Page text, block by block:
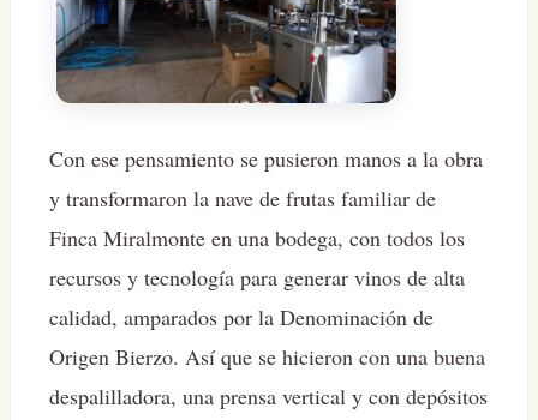
Con ese pensamiento se pusieron manos a la obra
y transformaron la nave de frutas familiar de
Finca Miralmonte en una bodega, con todos los
recursos y tecnología para generar vinos de alta
calidad, amparados por la Denominación de
Origen Bierzo. Así que se hicieron con una buena
despalilladora, una prensa vertical y con depósitos